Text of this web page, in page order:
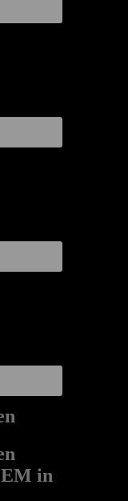
in